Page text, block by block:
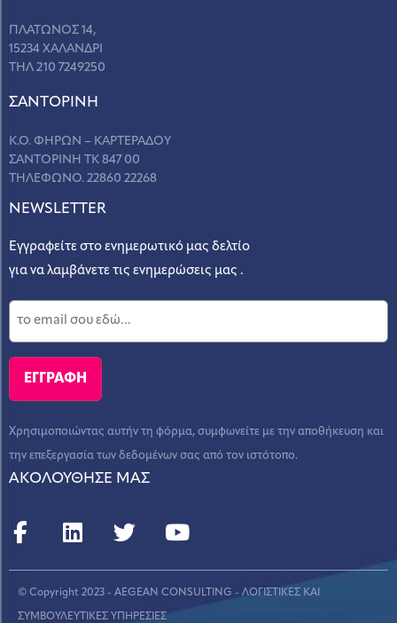
ΠΛΑΤΩΝΟΣ 14,
15234 ΧΑΛΑΝΔΡΙ
ΤΗΛ 210 7249250
ΣANΤΟΡΙΝΗ
Κ.Ο. ΦΗΡΩΝ – ΚΑΡΤΕΡΑΔΟΥ
ΣΑΝΤΟΡΙΝΗ ΤΚ 847 00
ΤΗΛΕΦΩΝΟ. 22860 22268
NEWSLETTER
Εγγραφείτε στο ενημερωτικό μας δελτίο
για να λαμβάνετε τις ενημερώσεις μας .
Χρησιμοποιώντας αυτήν τη φόρμα, συμφωνείτε με την αποθήκευση και
την επεξεργασία των δεδομένων σας από τον ιστότοπο.
ΑΚΟΛΟΥΘΗΣΕ ΜΑΣ
© Copyright 2023 - AEGEAN CONSULTING - ΛΟΓΙΣΤΙΚΕΣ ΚΑΙ
ΣΥΜΒΟΥΛΕΥΤΙΚΕΣ ΥΠΗΡΕΣΙΕΣ